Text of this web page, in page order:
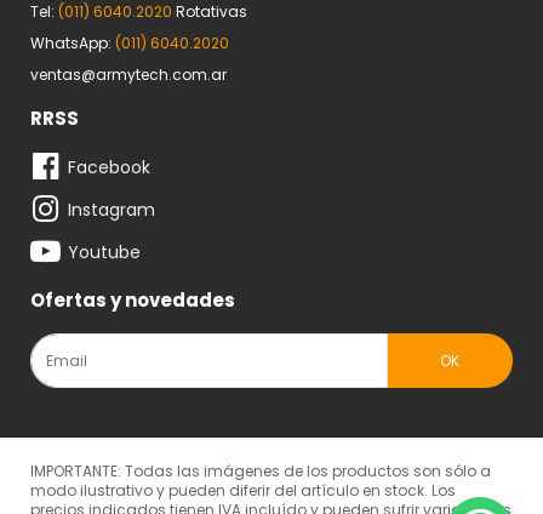
Tel: (011) 6040.2020 Rotativas
WhatsApp: (011) 6040.2020
ventas@armytech.com.ar
RRSS
Facebook
Instagram
Youtube
Ofertas y novedades
IMPORTANTE: Todas las imágenes de los productos son sólo a
modo ilustrativo y pueden diferir del artículo en stock. Los
precios indicados tienen IVA incluído y pueden sufrir variaciones